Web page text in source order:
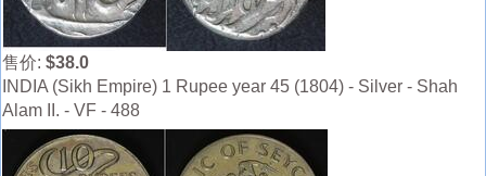
售价: $38.0
INDIA (Sikh Empire) 1 Rupee year 45 (1804) - Silver - Shah
Alam II. - VF - 488